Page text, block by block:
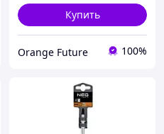
Купить
Orange Future 100%